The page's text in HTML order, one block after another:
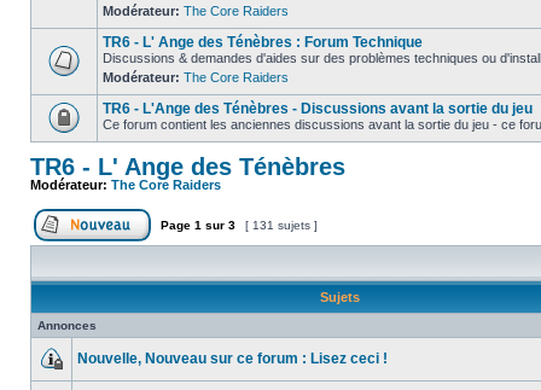
Modérateur: The Core Raiders
TR6 - L' Ange des Ténèbres : Forum Technique
Discussions & demandes d'aides sur des problèmes techniques ou
Modérateur: The Core Raiders
TR6 - L'Ange des Ténèbres - Discussions avant la sortie du jeu
Ce forum contient les anciennes discussions avant la sortie du jeu - ce
TR6 - L' Ange des Ténèbres
Modérateur: The Core Raiders
Page 1 sur 3 [ 131 sujets ]
Sujets
Annonces
Nouvelle, Nouveau sur ce forum : Lisez ceci !